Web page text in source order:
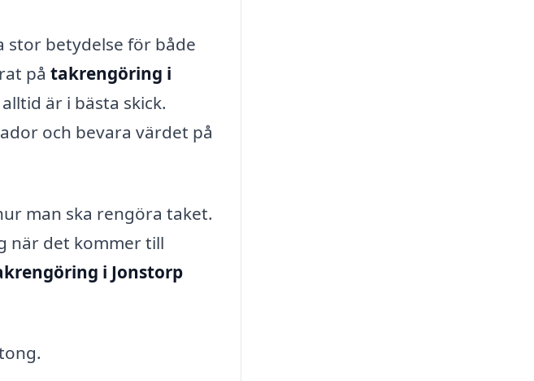
stor betydelse för både
på takrengöring i
är i bästa skick.
och bevara värdet på
man ska rengöra taket.
när det kommer till
i Jonstorp